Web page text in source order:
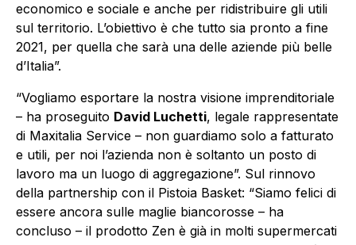
economico e sociale e anche per ridistribuire gli utili
sul territorio. L’obiettivo è che tutto sia pronto a fine
2021, per quella che sarà una delle aziende più belle
d’Italia”.
“Vogliamo esportare la nostra visione imprenditoriale
– ha proseguito David Luchetti, legale rappresentate
di Maxitalia Service – non guardiamo solo a fatturato
e utili, per noi l’azienda non è soltanto un posto di
lavoro ma un luogo di aggregazione”. Sul rinnovo
della partnership con il Pistoia Basket: “Siamo felici di
essere ancora sulle maglie biancorosse – ha
concluso – il prodotto Zen è già in molti supermercati